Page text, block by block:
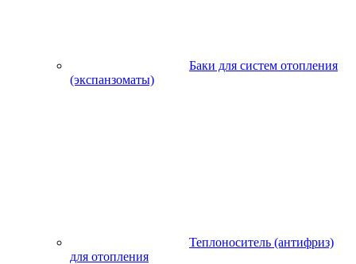
Баки для систем отопления
(экспанзоматы)
Теплоноситель (антифриз)
для отопления